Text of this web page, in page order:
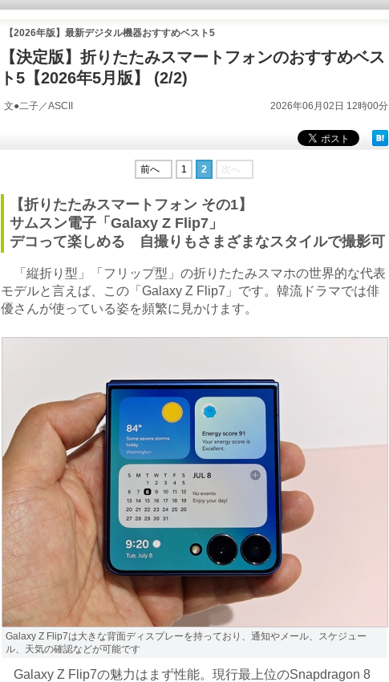
【2026年版】最新デジタル機器おすすめベスト5
【決定版】折りたたみスマートフォンのおすすめベス
ト5【2026年5月版】 (2/2)
文●二子／ASCII 2026年06月02日 12時00分
前へ 1 2 次へ
【折りたたみスマートフォン その1】
サムスン電子「Galaxy Z Flip7」
デコって楽しめる 自撮りもさまざまなスタイルで撮影可
「縦折り型」「フリップ型」の折りたたみスマホの世界的な代表
モデルと言えば、この「Galaxy Z Flip7」です。韓流ドラマでは俳
優さんが使っている姿を頻繁に見かけます。
Galaxy Z Flip7は大きな背面ディスプレーを持っており、通知やメール、スケジュー
ル、天気の確認などが可能です
Galaxy Z Flip7の魅力はまず性能。現行最上位のSnapdragon 8